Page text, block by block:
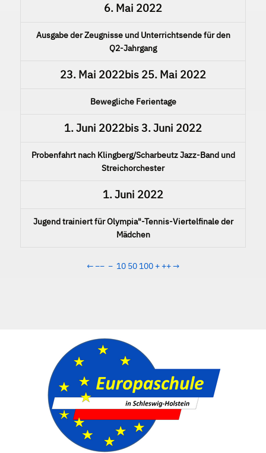
6. Mai 2022
Ausgabe der Zeugnisse und Unterrichtsende für den
Q2-Jahrgang
23. Mai 2022bis 25. Mai 2022
Bewegliche Ferientage
1. Juni 2022bis3. Juni 2022
Probenfahrt nach Klingberg/Scharbeutz Jazz-Band und
Streichorchester
1. Juni 2022
Jugend trainiert für Olympia"-Tennis-Viertelfinale der
Mädchen
← −− − 10 50 100 + ++→